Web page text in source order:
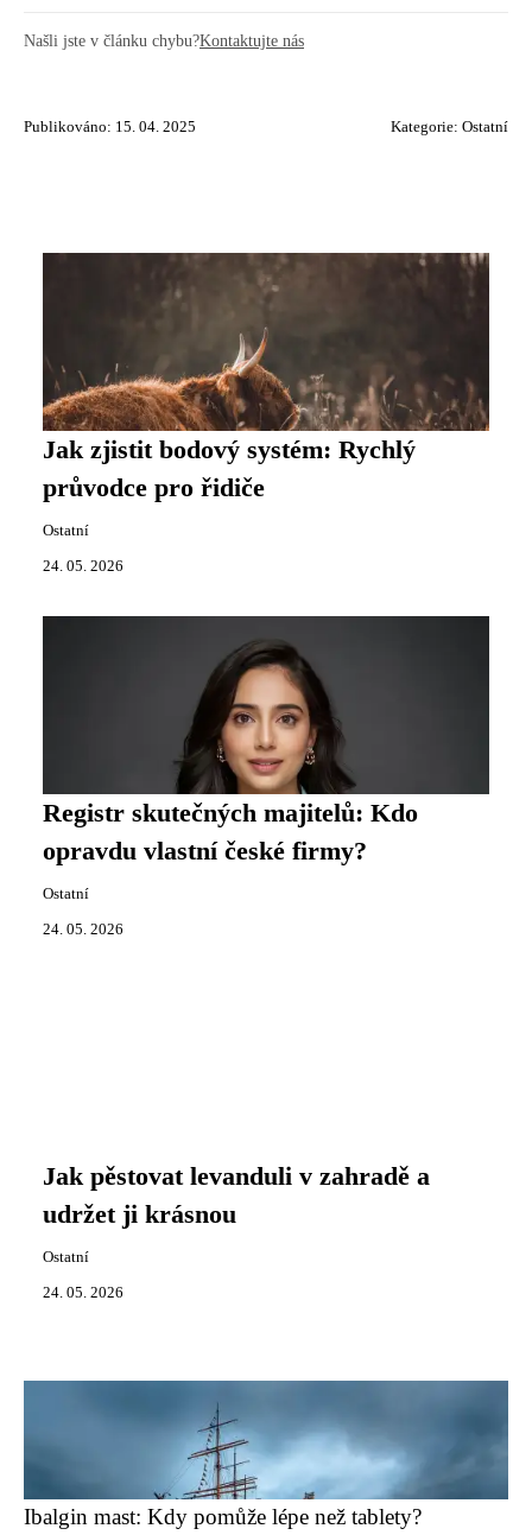
Našli jste v článku chybu?Kontaktujte nás
Publikováno: 15. 04. 2025 Kategorie: Ostatní
Jak zjistit bodový systém: Rychlý
průvodce pro řidiče
Ostatní
24. 05. 2026
Registr skutečných majitelů: Kdo
opravdu vlastní české firmy?
Ostatní
24. 05. 2026
Jak pěstovat levanduli v zahradě a
udržet ji krásnou
Ostatní
24. 05. 2026
Ibalgin mast: Kdy pomůže lépe než tablety?